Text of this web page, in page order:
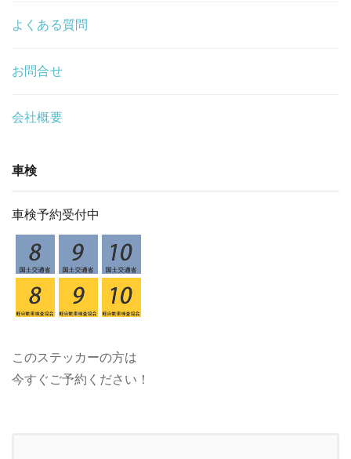
よくある質問
お問合せ
会社概要
車検
車検予約受付中
このステッカーの方は
今すぐご予約ください！